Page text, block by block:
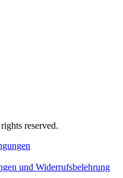
reserved.
und Widerrufsbelehrung